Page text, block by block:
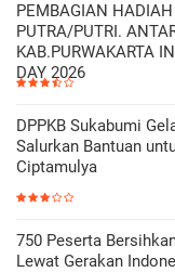
PEMBAGIAN
PUTRA/PUTRI.
KAB.PURWAKARTA
DAY 2026
DPPKB Sukabumi
Salurkan Bantuan
Ciptamulya
750 Peserta
Lewat Gerakan